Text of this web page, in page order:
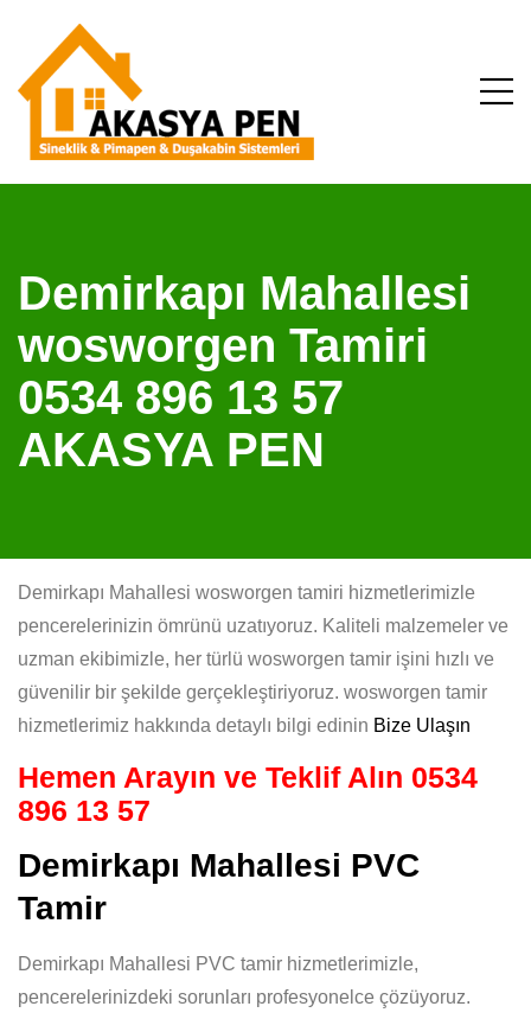
Demirkapı Mahallesi
wosworgen Tamiri
0534 896 13 57
AKASYA PEN
Demirkapı Mahallesi wosworgen tamiri hizmetlerimizle
pencerelerinizin ömrünü uzatıyoruz. Kaliteli malzemeler ve
uzman ekibimizle, her türlü wosworgen tamir işini hızlı ve
güvenilir bir şekilde gerçekleştiriyoruz. wosworgen tamir
hizmetlerimiz hakkında detaylı bilgi edinin Bize Ulaşın
Hemen Arayın ve Teklif Alın 0534
896 13 57
Demirkapı Mahallesi PVC
Tamir
Demirkapı Mahallesi PVC tamir hizmetlerimizle,
pencerelerinizdeki sorunları profesyonelce çözüyoruz.